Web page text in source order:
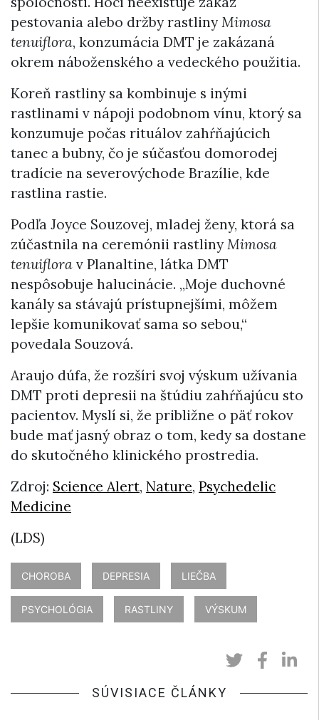
pestovania alebo držby rastliny Mimosa
tenuiflora, konzumácia DMT je zakázaná
okrem náboženského a vedeckého použitia.
Koreň rastliny sa kombinuje s inými
rastlinami v nápoji podobnom vínu, ktorý sa
konzumuje počas rituálov zahŕňajúcich
tanec a bubny, čo je súčasťou domorodej
tradície na severovýchode Brazílie, kde
rastlina rastie.
Podľa Joyce Souzovej, mladej ženy, ktorá sa
zúčastnila na ceremónii rastliny Mimosa
tenuiflora v Planaltine, látka DMT
nespôsobuje halucinácie. „Moje duchovné
kanály sa stávajú prístupnejšími, môžem
lepšie komunikovať sama so sebou,“
povedala Souzová.
Araujo dúfa, že rozšíri svoj výskum užívania
DMT proti depresii na štúdiu zahŕňajúcu sto
pacientov. Myslí si, že približne o päť rokov
bude mať jasný obraz o tom, kedy sa dostane
do skutočného klinického prostredia.
Zdroj: Science Alert, Nature, Psychedelic
Medicine
(LDS)
CHOROBA DEPRESIA LIEČBA
PSYCHOLÓGIA RASTLINY VÝSKUM
SÚVISIACE ČLÁNKY